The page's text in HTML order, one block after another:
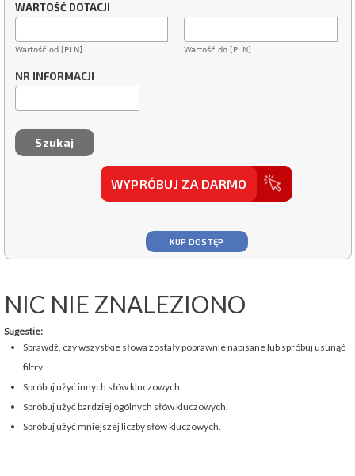
WARTOŚĆ DOTACJI
Wartość od [PLN] Wartość do [PLN]
NR INFORMACJI
WYPRÓBUJ ZA DARMO
KUP DOSTĘP
NIC NIE ZNALEZIONO
Sugestie:
Sprawdź, czy wszystkie słowa zostały poprawnie napisane lub spróbuj usunąć
filtry.
Spróbuj użyć innych słów kluczowych.
Spróbuj użyć bardziej ogólnych słów kluczowych.
Spróbuj użyć mniejszej liczby słów kluczowych.